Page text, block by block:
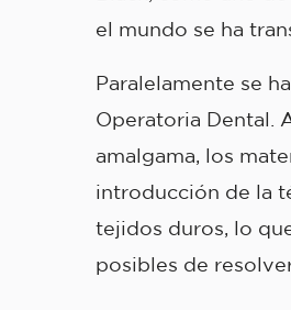
el mundo se ha
Paralelamente se
Operatoria Dental.
amalgama, los
introducción de la
tejidos duros, lo
posibles de